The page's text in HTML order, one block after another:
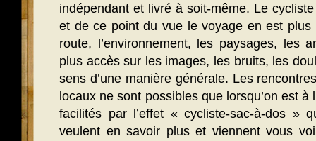
indépendant et livré à soit-même. Le
et de ce point du vue le voyage en est
route, l’environnement, les paysages, les
plus accès sur les images, les bruits, les
sens d’une manière générale. Les
locaux ne sont possibles que lorsqu’on est à
facilités par l’effet « cycliste-sac-à-dos »
veulent en savoir plus et viennent vous